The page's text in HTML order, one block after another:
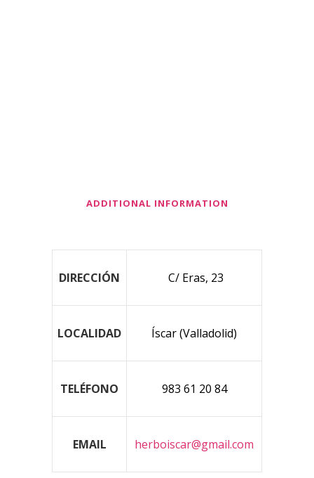
ADDITIONAL INFORMATION
DIRECCIÓN C/ Eras, 23
LOCALIDAD Íscar (Valladolid)
TELÉFONO 983 61 20 84
EMAIL herboiscar@gmail.com